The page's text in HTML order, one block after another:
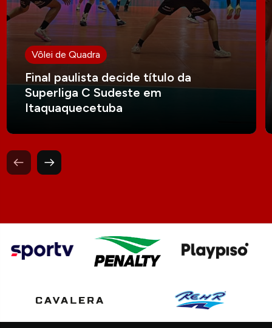
Vôlei de Quadra
Final paulista decide título da
Superliga C Sudeste em
Itaquaquecetuba